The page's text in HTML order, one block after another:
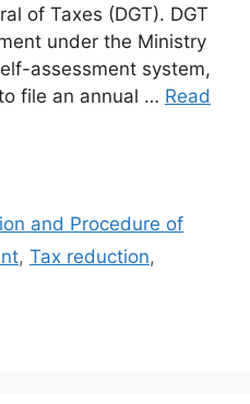
of Taxes (DGT). DGT
under the Ministry
assessment system,
file an annual … Read
and Procedure of
, Tax reduction,